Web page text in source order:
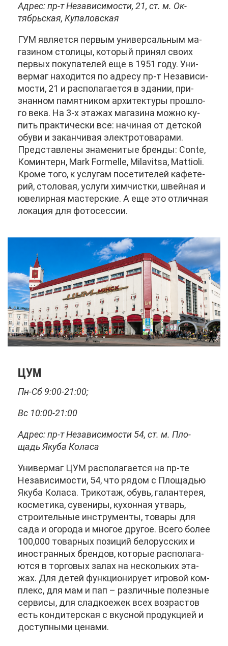
Ад­рес: пр-т Неза­ви­си­мо­сти, 21, ст. м. Ок­
тябрь­ская, Ку­па­лов­ская
ГУМ яв­ля­ет­ся пер­вым уни­вер­саль­ным ма­
га­зи­ном сто­ли­цы, ко­то­рый при­нял сво­их
пер­вых по­ку­па­те­лей еще в 1951 го­ду. Уни­
вер­маг на­хо­дит­ся по ад­ре­су пр-т Неза­ви­си­
мо­сти, 21 и рас­по­ла­га­ет­ся в зда­нии, при­
знан­ном па­мят­ни­ком ар­хи­тек­ту­ры про­шло­
го ве­ка. На 3-х эта­жах ма­га­зи­на мож­но ку­
пить прак­ти­че­ски все: на­чи­ная от дет­ской
обу­ви и за­кан­чи­вая элек­тро­то­ва­ра­ми.
Пред­став­ле­ны зна­ме­ни­тые брен­ды: Conte,
Ко­мин­терн, Mark Formelle, Milavitsa, Mattioli.
Кро­ме то­го, к услу­гам по­се­ти­те­лей ка­фе­те­
рий, сто­ло­вая, услу­ги хим­чист­ки, швей­ная и
юве­лир­ная ма­стер­ские. А еще это от­лич­ная
ло­ка­ция для фо­то­сес­сии.
ЦУМ
Пн-Сб 9:00-21:00;
Вс 10:00-21:00
Ад­рес: пр-т Неза­ви­си­мо­сти 54, ст. м. Пло­
щадь Яку­ба Ко­ла­са
Уни­вер­маг ЦУМ рас­по­ла­га­ет­ся на пр-те
Неза­ви­си­мо­сти, 54, что ря­дом с Пло­ща­дью
Яку­ба Ко­ла­са. Три­ко­таж, обувь, га­лан­те­рея,
кос­ме­ти­ка, су­ве­ни­ры, ку­хон­ная утварь,
стро­и­тель­ные ин­стру­мен­ты, то­ва­ры для
са­да и ого­ро­да и мно­гое дру­гое. Все­го бо­лее
100,000 то­вар­ных по­зи­ций бе­ло­рус­ских и
ино­стран­ных брен­дов, ко­то­рые рас­по­ла­га­
ют­ся в тор­го­вых за­лах на несколь­ких эта­
жах. Для де­тей функ­ци­о­ни­ру­ет иг­ро­вой ком­
плекс, для мам и пап – раз­лич­ные по­лез­ные
сер­ви­сы, для слад­ко­е­жек всех воз­рас­тов
есть кон­ди­тер­ская с вкус­ной про­дук­ци­ей и
до­ступ­ны­ми це­на­ми.